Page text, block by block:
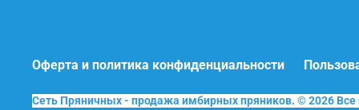
Оферта и политика конфиденциальности
Сеть Пряничных - продажа имбирных пряников. © 2026